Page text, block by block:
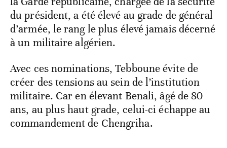
du président, a été élevé au grade de général
d’armée, le rang le plus élevé jamais décerné
à un militaire algérien.
Avec ces nominations, Tebboune évite de
créer des tensions au sein de l’institution
militaire. Car en élevant Benali, âgé de 80
ans, au plus haut grade, celui-ci échappe au
commandement de Chengriha.